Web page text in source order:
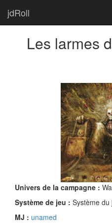
jdRoll
Les larmes
Univers de la campagne :
Système de jeu : Système du
MJ : unamed